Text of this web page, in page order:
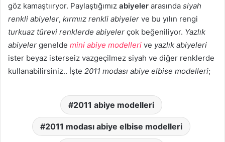
göz kamaştııryor. Paylaştığımız abiyeler arasında siyah
renkli abiyeler, kırmıız renkli abiyeler ve bu yılın rengi
turkuaz türevi renklerde abiyeler çok beğeniliyor. Yazlık
abiyeler genelde mini abiye modelleri ve yazlık abiyeleri
ister beyaz isterseiz vazgeçilmez siyah ve diğer renklerde
kullanabilirsiniz.. İşte 2011 modası abiye elbise modelleri;
2011 abiye modelleri
2011 modası abiye elbise modelleri